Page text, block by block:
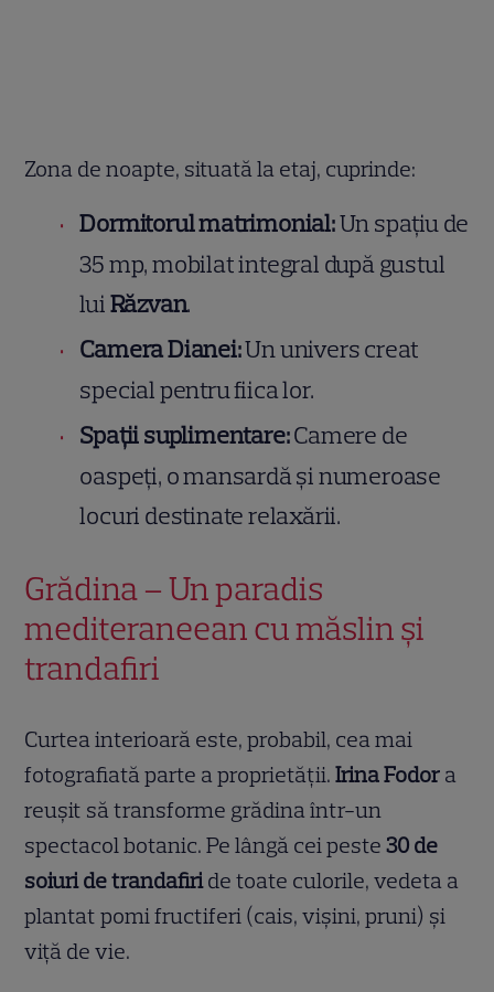
Zona de noapte, situată la etaj, cuprinde:
Dormitorul matrimonial:Un spațiu de
35 mp, mobilat integral după gustul
luiRăzvan.
Camera Dianei:Un univers creat
special pentru fiica lor.
Spații suplimentare:Camere de
oaspeți, o mansardă și numeroase
locuri destinate relaxării.
Grădina – Un paradis
mediteraneean cu măslin și
trandafiri
Curtea interioară este, probabil, cea mai
fotografiată parte a proprietății.Irina Fodor a
reușit să transforme grădina într-un
spectacol botanic. Pe lângă cei peste30 de
soiuri de trandafiride toate culorile, vedeta a
plantat pomi fructiferi (cais, vișini, pruni) și
viță de vie.